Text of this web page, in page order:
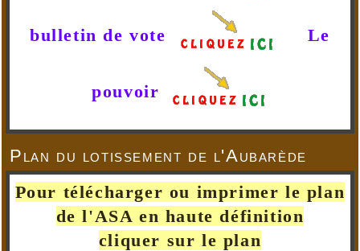
bulletin de vote Le
pouvoir
Plan du lotissement de l'Aubarède
Pour télécharger ou imprimer le plan
de l'ASA en haute définition
cliquer sur le plan